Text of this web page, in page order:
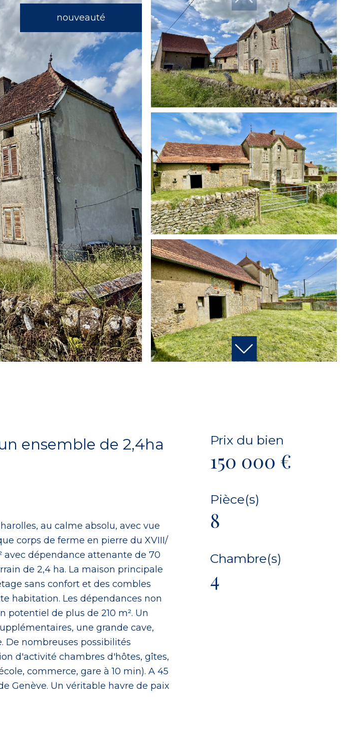
nouveauté
ensemble de 2,4ha
au calme absolu, avec vue
corps de ferme en pierre du XVIII/
avec dépendance attenante de 70
de 2,4 ha. La maison principale
sans confort et des combles
habitation. Les dépendances non
de plus de 210 m². Un
une grande cave,
De nombreuses possibilités
d'activité chambres d'hôtes, gîtes,
commerce, gare à 10 min). A 45
Genève. Un véritable havre de paix
Prix du bien
150 000 €
Pièce(s)
8
Chambre(s)
4